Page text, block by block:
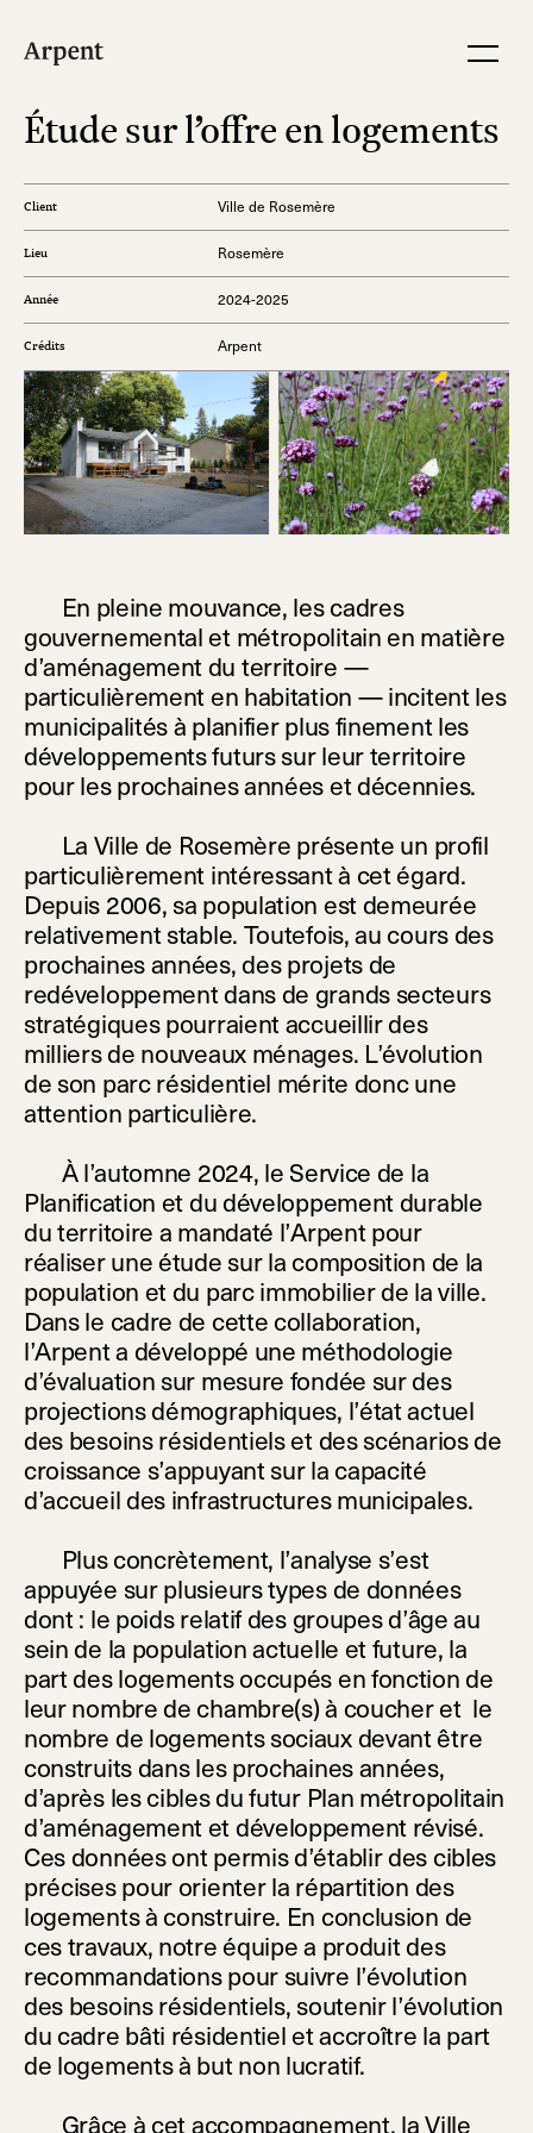
Étude sur l’offre en logements
Client Ville de Rosemère
Lieu Rosemère
Année 2024-2025
Crédits Arpent
En pleine mouvance, les cadres
gouvernemental et métropolitain en matière
d’aménagement du territoire —
particulièrement en habitation — incitent les
municipalités à planifier plus finement les
développements futurs sur leur territoire
pour les prochaines années et décennies.
La Ville de Rosemère présente un profil
particulièrement intéressant à cet égard.
Depuis 2006, sa population est demeurée
relativement stable. Toutefois, au cours des
prochaines années, des projets de
redéveloppement dans de grands secteurs
stratégiques pourraient accueillir des
milliers de nouveaux ménages. L’évolution
de son parc résidentiel mérite donc une
attention particulière.
À l’automne 2024, le Service de la
Planification et du développement durable
du territoire a mandaté l’Arpent pour
réaliser une étude sur la composition de la
population et du parc immobilier de la ville.
Dans le cadre de cette collaboration,
l’Arpent a développé une méthodologie
d’évaluation sur mesure fondée sur des
projections démographiques, l’état actuel
des besoins résidentiels et des scénarios de
croissance s’appuyant sur la capacité
d’accueil des infrastructures municipales.
Plus concrètement, l’analyse s’est
appuyée sur plusieurs types de données
dont : le poids relatif des groupes d’âge au
sein de la population actuelle et future, la
part des logements occupés en fonction de
leur nombre de chambre(s) à coucher et le
nombre de logements sociaux devant être
construits dans les prochaines années,
d’après les cibles du futur Plan métropolitain
d’aménagement et développement révisé.
Ces données ont permis d’établir des cibles
précises pour orienter la répartition des
logements à construire. En conclusion de
ces travaux, notre équipe a produit des
recommandations pour suivre l’évolution
des besoins résidentiels, soutenir l’évolution
du cadre bâti résidentiel et accroître la part
de logements à but non lucratif.
Grâce à cet accompagnement, la Ville